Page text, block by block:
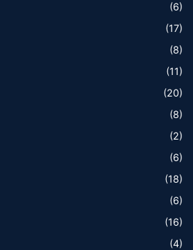
(6)
(17)
(8)
(11)
(20)
(8)
(2)
(6)
(18)
(6)
(16)
(4)